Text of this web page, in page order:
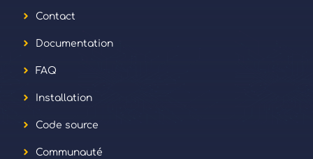
Contact
Documentation
FAQ
Installation
Code source
Communauté